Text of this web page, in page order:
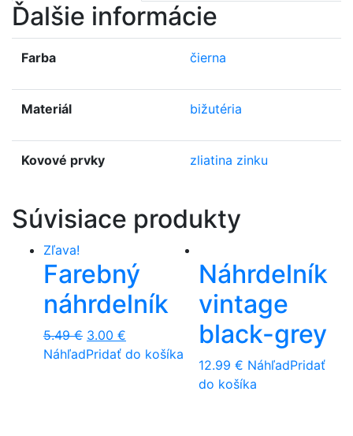
Ďalšie informácie
Farba čierna
Materiál bižutéria
Kovové prvky zliatina zinku
Súvisiace produkty
Zľava!
Farebný
náhrdelník
5.49€ 3.00 €
NáhľadPridať do košíka
Náhrdelník
vintage
black-grey
12.99 € NáhľadPridať
do košíka